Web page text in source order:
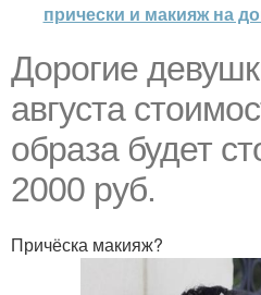
прически и макияж на
Дорогие
августа
образа будет
2000 руб.
Причёска макияж?